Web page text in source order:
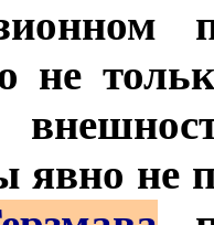
не
явно не